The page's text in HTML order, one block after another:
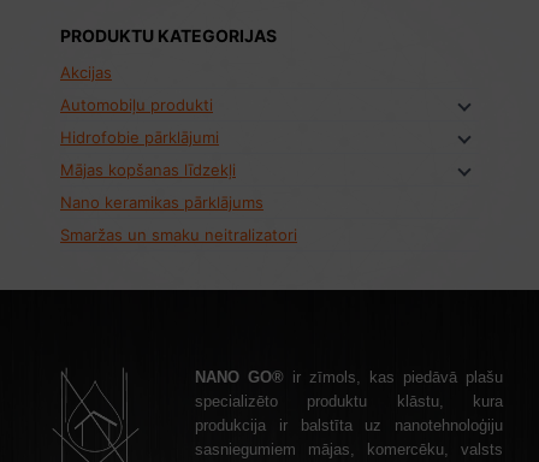
PRODUKTU KATEGORIJAS
Akcijas
Automobiļu produkti
Hidrofobie pārklājumi
Mājas kopšanas līdzekļi
Nano keramikas pārklājums
Smaržas un smaku neitralizatori
NANO GO® ir zīmols, kas piedāvā plašu
specializēto produktu klāstu, kura
produkcija ir balstīta uz nanotehnoloģiju
sasniegumiem mājas, komercēku, valsts